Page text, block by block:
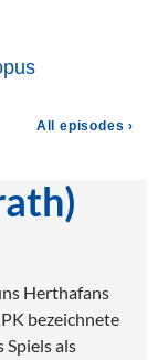
Herthafans
bezeichnete
Spiels als